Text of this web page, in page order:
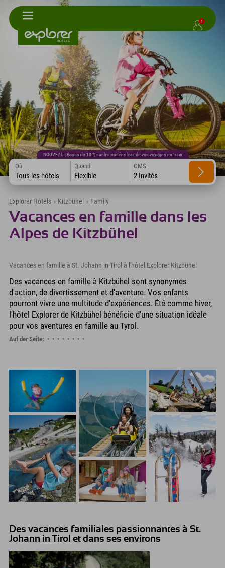
1
NOUVEAU : Bonus de 10 % sur les nuitées lors de vos voyages en train
Où
Tous les hôtels
Quand
Flexible
OMS
2 Invités
Explorer Hotels › Kitzbühel › Family
Vacances en famille dans les
Alpes de Kitzbühel
Vacances en famille à St. Johann in Tirol à l'hôtel Explorer Kitzbühel
Des vacances en famille à Kitzbühel sont synonymes
d'action, de divertissement et d'aventure. Vos enfants
pourront vivre une multitude d'expériences. Été comme hiver,
l'hôtel Explorer de Kitzbühel bénéficie d'une situation idéale
pour vos aventures en famille au Tyrol.
Auf der Seite:
Des vacances familiales passionnantes à St.
Johann in Tirol et dans ses environs